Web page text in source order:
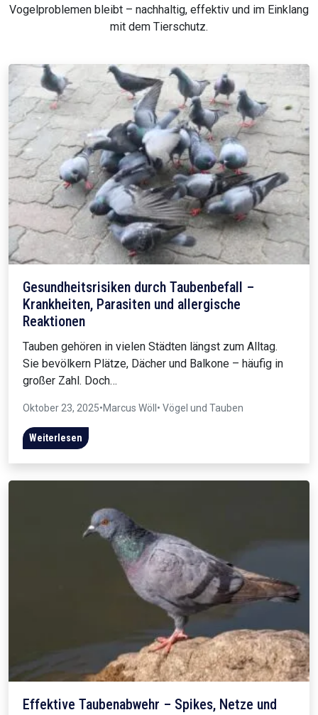
Vogelproblemen bleibt – nachhaltig, effektiv und im Einklang
mit dem Tierschutz.
Gesundheitsrisiken durch Taubenbefall –
Krankheiten, Parasiten und allergische
Reaktionen
Tauben gehören in vielen Städten längst zum Alltag.
Sie bevölkern Plätze, Dächer und Balkone – häufig in
großer Zahl. Doch…
Oktober 23, 2025•Marcus Wöll • Vögel und Tauben
Weiterlesen
Effektive Taubenabwehr – Spikes, Netze und